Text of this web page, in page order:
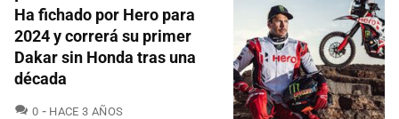
Ha fichado por Hero para
2024 y correrá su primer
Dakar sin Honda tras una
década
0 COMENTARIOS
HACE 3 AÑOS